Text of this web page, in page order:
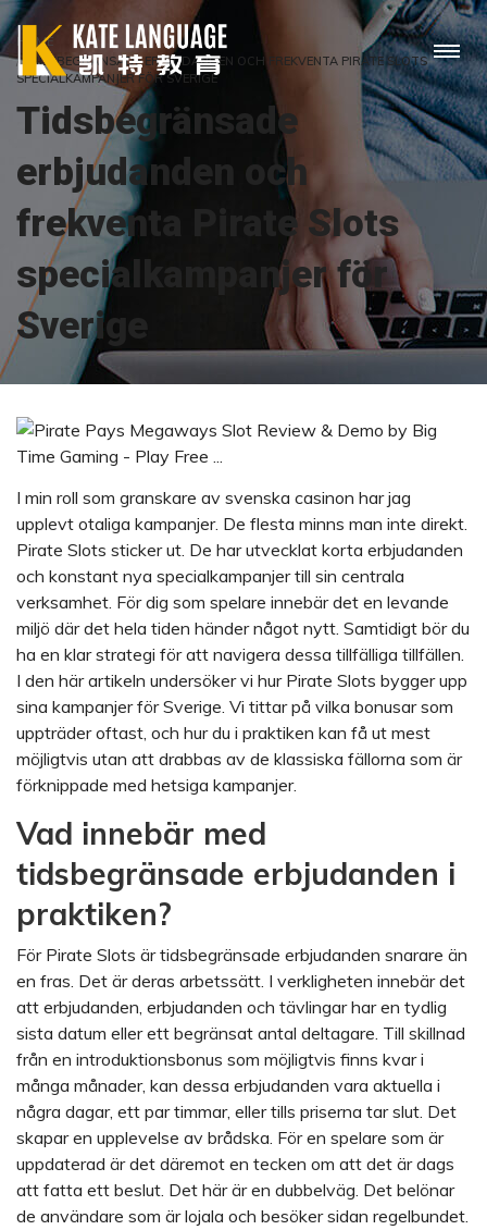
HOME
TIDSBEGRÄNSADE ERBJUDANDEN OCH FREKVENTA PIRATE SLOTS
SPECIALKAMPANJER FÖR SVERIGE
Tidsbegränsade
erbjudanden och
frekventa Pirate Slots
specialkampanjer för
Sverige
I min roll som granskare av svenska casinon har jag
upplevt otaliga kampanjer. De flesta minns man inte direkt.
Pirate Slots sticker ut. De har utvecklat korta erbjudanden
och konstant nya specialkampanjer till sin centrala
verksamhet. För dig som spelare innebär det en levande
miljö där det hela tiden händer något nytt. Samtidigt bör du
ha en klar strategi för att navigera dessa tillfälliga tillfällen.
I den här artikeln undersöker vi hur Pirate Slots bygger upp
sina kampanjer för Sverige. Vi tittar på vilka bonusar som
uppträder oftast, och hur du i praktiken kan få ut mest
möjligtvis utan att drabbas av de klassiska fällorna som är
förknippade med hetsiga kampanjer.
Vad innebär med
tidsbegränsade erbjudanden i
praktiken?
För Pirate Slots är tidsbegränsade erbjudanden snarare än
en fras. Det är deras arbetssätt. I verkligheten innebär det
att erbjudanden, erbjudanden och tävlingar har en tydlig
sista datum eller ett begränsat antal deltagare. Till skillnad
från en introduktionsbonus som möjligtvis finns kvar i
många månader, kan dessa erbjudanden vara aktuella i
några dagar, ett par timmar, eller tills priserna tar slut. Det
skapar en upplevelse av brådska. För en spelare som är
uppdaterad är det däremot en tecken om att det är dags
att fatta ett beslut. Det här är en dubbelväg. Det belönar
de användare som är lojala och besöker sidan regelbundet.